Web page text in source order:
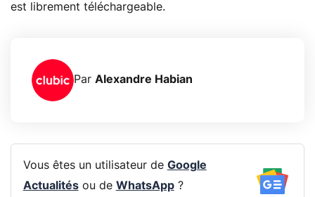
est librement téléchargeable.
Par Alexandre Habian
Vous êtes un utilisateur de Google
Actualitésou de WhatsApp?